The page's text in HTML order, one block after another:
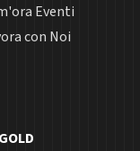
Eventi
con Noi